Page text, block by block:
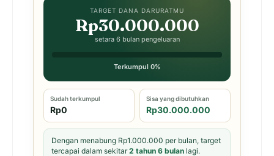
TARGET DANA DARURATMU
Rp30.000.000
setara 6 bulan pengeluaran
Terkumpul 0%
Sudah terkumpul
Rp0
Sisa yang dibutuhkan
Rp30.000.000
Dengan menabung Rp1.000.000 per bulan, target
tercapai dalam sekitar2 tahun 6 bulan lagi.